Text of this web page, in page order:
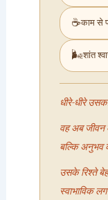
☕काम से
🌬️शांत
धीरे-धीरे
वह अब जीवन
बल्कि अनुभव
उसके रिश्ते
स्वाभाविक